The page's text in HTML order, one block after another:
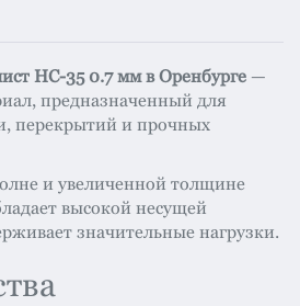
НС-35 0.7 мм в Оренбурге —
предназначенный для
перекрытий и прочных
и увеличенной толщине
высокой несущей
значительные нагрузки.